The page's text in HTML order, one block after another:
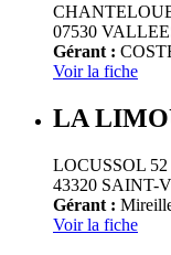
07530
Gérant :
Voir la fiche
LA
LOCUSSOL
43320 SAINT-
Gérant :
Voir la fiche